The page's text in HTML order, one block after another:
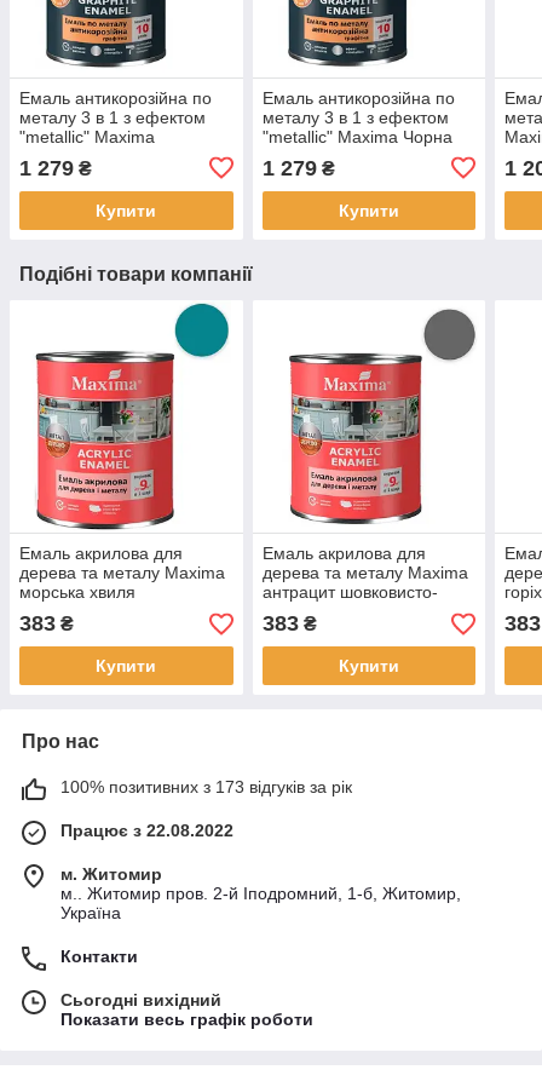
Емаль антикорозійна по
металу 3 в 1 з ефектом
"metallic" Maxima
Коричнева 2.3кг текстура
мерехтіння маскує та
вирівнює нерівності
1 279 ₴
Купити
Емаль антикорозійна по
металу 3 в 1 з ефектом
"metallic" Maxima Чорна
2.3кг текстура мерехтіння
маскує та вирівнює
нерівності
1 279₴
Купити
1
Подібні товари компанії
Емаль акрилова для
дерева та металу Maxima
морська хвиля
шовковисто-матова 0.75л
для зовнішніх і внутрішніх
робіт стійка до вологи
383 ₴
Купити
Емаль акрилова для
дерева та металу Maxima
антрацит шовковисто-
матова 0.75 л для
зовнішніх та внутрішніх
робіт стійка до вологи
383₴
Купити
0.75
383
Про нас
100% позитивних з 173 відгуків за рік
Працює з 22.08.2022
м. Житомир
м.. Житомир пров. 2-й Іподромний, 1-б, Житомир,
Україна
Контакти
Сьогодні вихідний
Показати весь графік роботи